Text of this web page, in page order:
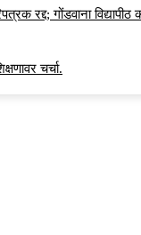
रद्द; गोंडवाना
चर्चा.